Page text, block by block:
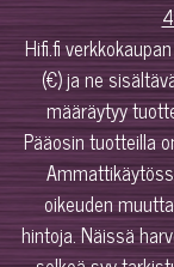
Hifi.fi
(€) ja ne
määräytyy
Pääosin tuotteilla
oikeuden
hintoja. Näissä